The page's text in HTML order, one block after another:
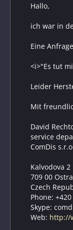
Hallo,
ich war in
Eine
<i>"Es tut
Leider
Mit
David
service
ComDis
Kalvodova 2
709 00
Czech
Phone:
Skype:
Web: http://